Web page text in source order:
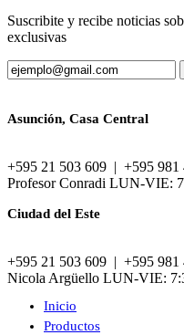
Suscribite y recibe noticias
exclusivas
Asunción, Casa Central
+595 21 503 609 | +595 981
Profesor Conradi LUN-VIE:
Ciudad del Este
+595 21 503 609 | +595 981
Nicola Argüello LUN-VIE:
Inicio
Productos